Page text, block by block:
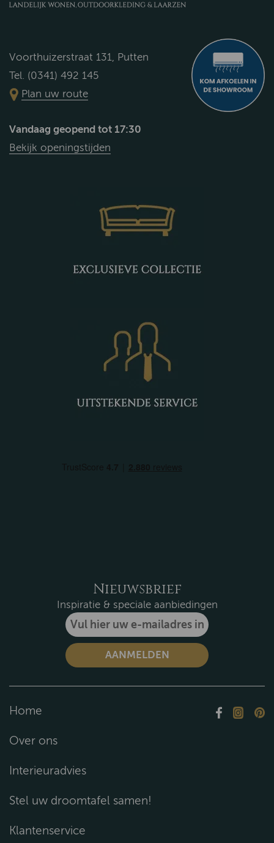
Voorthuizerstraat 131, Putten
Tel. (0341) 492 145
Plan uw route
Vandaag geopend tot 17:30
Bekijk openingstijden
Nieuwsbrief
Inspiratie & speciale aanbiedingen
Home
Over ons
Interieuradvies
Stel uw droomtafel samen!
Klantenservice